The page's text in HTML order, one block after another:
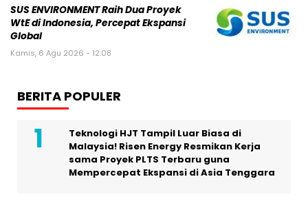
SUS ENVIRONMENT Raih Dua Proyek
WtE di Indonesia, Percepat Ekspansi
Global
Kamis, 6 Agu 2026 - 12:08
BERITA POPULER
Teknologi HJT Tampil Luar Biasa di
Malaysia! Risen Energy Resmikan Kerja
sama Proyek PLTS Terbaru guna
Mempercepat Ekspansi di Asia Tenggara